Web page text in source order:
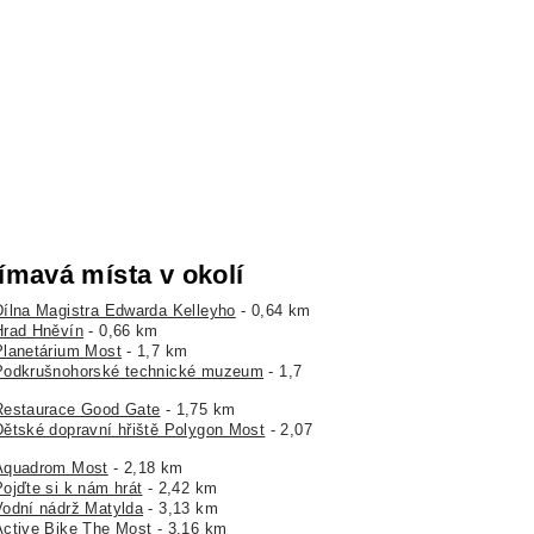
místa v okolí
Magistra Edwarda Kelleyho - 0,64 km
Hněvín - 0,66 km
Most- 1,7 km
technické muzeum - 1,7
Good Gate - 1,75 km
dopravní hřiště Polygon Most - 2,07
Most - 2,18 km
si k nám hrát - 2,42 km
nádrž Matylda- 3,13 km
Bike The Most - 3,16 km